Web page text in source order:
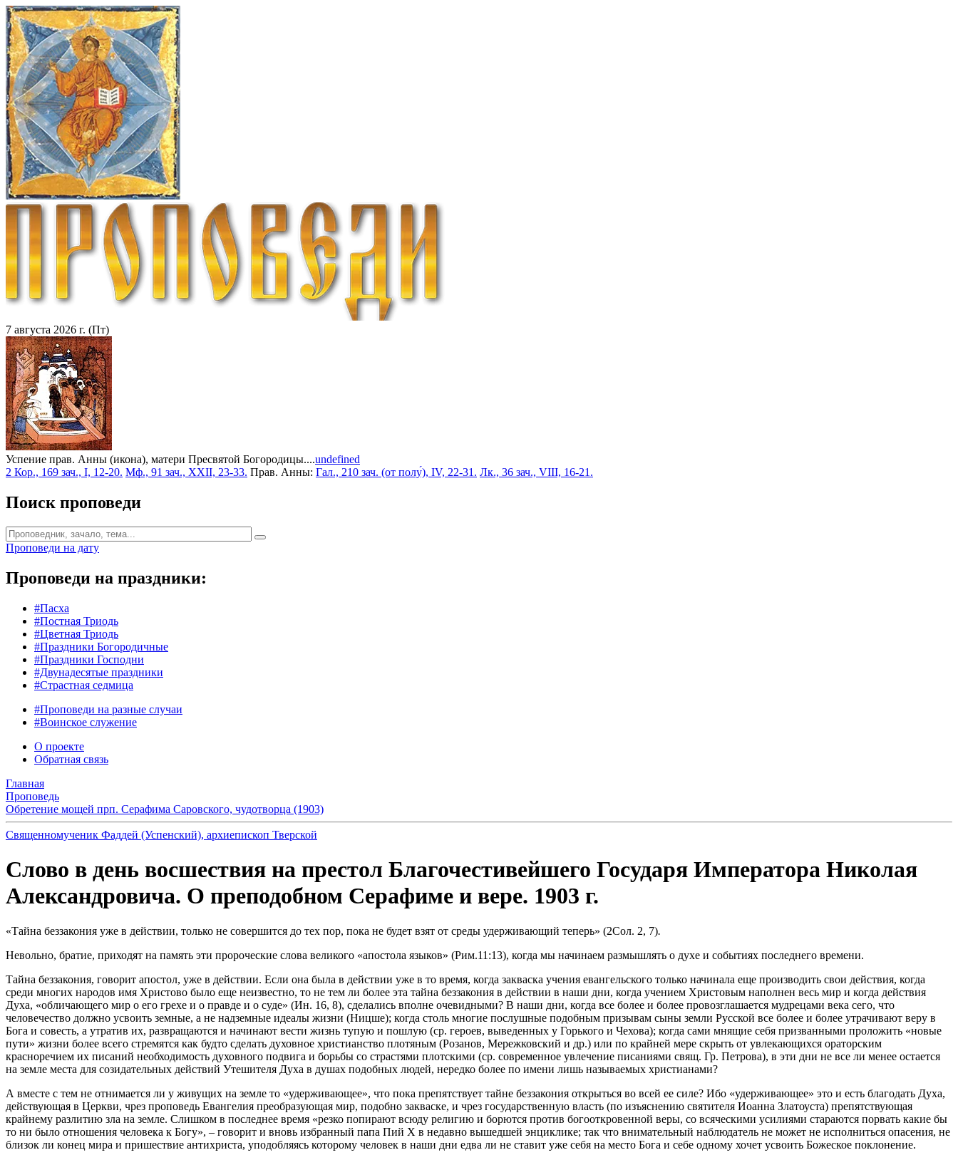
7 августа 2026 г. (Пт)
Успение прав. Анны (икона), матери Пресвятой Богородицы....undefined
2 Кор., 169 зач., I, 12-20. Мф., 91 зач., XXII, 23-33. Прав. Анны: Гал., 210 зач. (от полу́), IV, 22-31. Лк., 36 зач., VIII, 16-21.
Поиск проповеди
Проповеди на дату
Проповеди на праздники:
#Пасха
#Постная Триодь
#Цветная Триодь
#Праздники Богородичные
#Праздники Господни
#Двунадесятые праздники
#Страстная седмица
#Проповеди на разные случаи
#Воинское служение
О проекте
Обратная связь
Главная
Проповедь
Обретение мощей прп. Серафима Саровского, чудотворца (1903)
Священномученик Фаддей (Успенский), архиепископ Тверской
Слово в день восшествия на престол Благочестивейшего Государя Императора Николая
Александровича. О преподобном Серафиме и вере. 1903 г.
«Тайна беззакония уже в действии, только не совершится до тех пор, пока не будет взят от среды удерживающий теперь» (2Сол. 2, 7).
Невольно, братие, приходят на память эти пророческие слова великого «апостола языков» (Рим.11:13), когда мы начинаем размышлять о духе и событиях последнего времени.
Тайна беззакония, говорит апостол, уже в действии. Если она была в действии уже в то время, когда закваска учения евангельского только начинала еще производить свои действия, когда
среди многих народов имя Христово было еще неизвестно, то не тем ли более эта тайна беззакония в действии в наши дни, когда учением Христовым наполнен весь мир и когда действия
Духа, «обличающего мир о его грехе и о правде и о суде» (Ин. 16, 8), сделались вполне очевидными? В наши дни, когда все более и более провозглашается мудрецами века сего, что
человечество должно усвоить земные, а не надземные идеалы жизни (Ницше); когда столь многие послушные подобным призывам сыны земли Русской все более и более утрачивают веру в
Бога и совесть, а утратив их, развращаются и начинают вести жизнь тупую и пошлую (ср. героев, выведенных у Горького и Чехова); когда сами мнящие себя призванными проложить «новые
пути» жизни более всего стремятся как будто сделать духовное христианство плотяным (Розанов, Мережковский и др.) или по крайней мере скрыть от увлекающихся ораторским
красноречием их писаний необходимость духовного подвига и борьбы со страстями плотскими (ср. современное увлечение писаниями свящ. Гр. Петрова), в эти дни не все ли менее остается
на земле места для созидательных действий Утешителя Духа в душах подобных людей, нередко более по имени лишь называемых христианами?
А вместе с тем не отнимается ли у живущих на земле то «удерживающее», что пока препятствует тайне беззакония открыться во всей ее силе? Ибо «удерживающее» это и есть благодать Духа,
действующая в Церкви, чрез проповедь Евангелия преобразующая мир, подобно закваске, и чрез государственную власть (по изъяснению святителя Иоанна Златоуста) препятствующая
крайнему разлитию зла на земле. Слишком в последнее время «резко попирают всюду религию и борются против богооткровенной веры, со всяческими усилиями стараются порвать какие бы
то ни было отношения человека к Богу», – говорит и вновь избранный папа Пий Х в недавно вышедшей энциклике; так что внимательный наблюдатель не может не исполниться опасения, не
близок ли конец мира и пришествие антихриста, уподобляясь которому человек в наши дни едва ли не ставит уже себя на место Бога и себе одному хочет усвоить Божеское поклонение.